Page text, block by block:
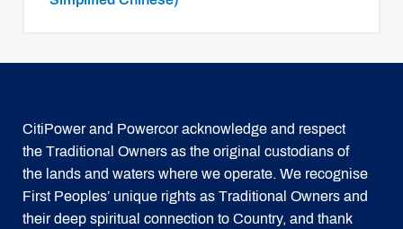
CitiPower and Powercor acknowledge and respect
the Traditional Owners as the original custodians of
the lands and waters where we operate. We recognise
First Peoples’ unique rights as Traditional Owners and
their deep spiritual connection to Country, and thank